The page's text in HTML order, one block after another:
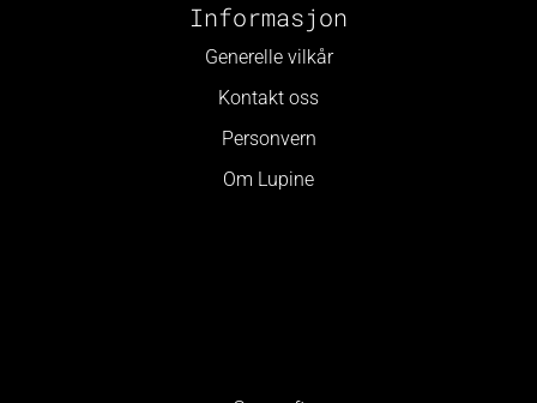
Informasjon
Generelle vilkår
Kontakt oss
Personvern
Om Lupine